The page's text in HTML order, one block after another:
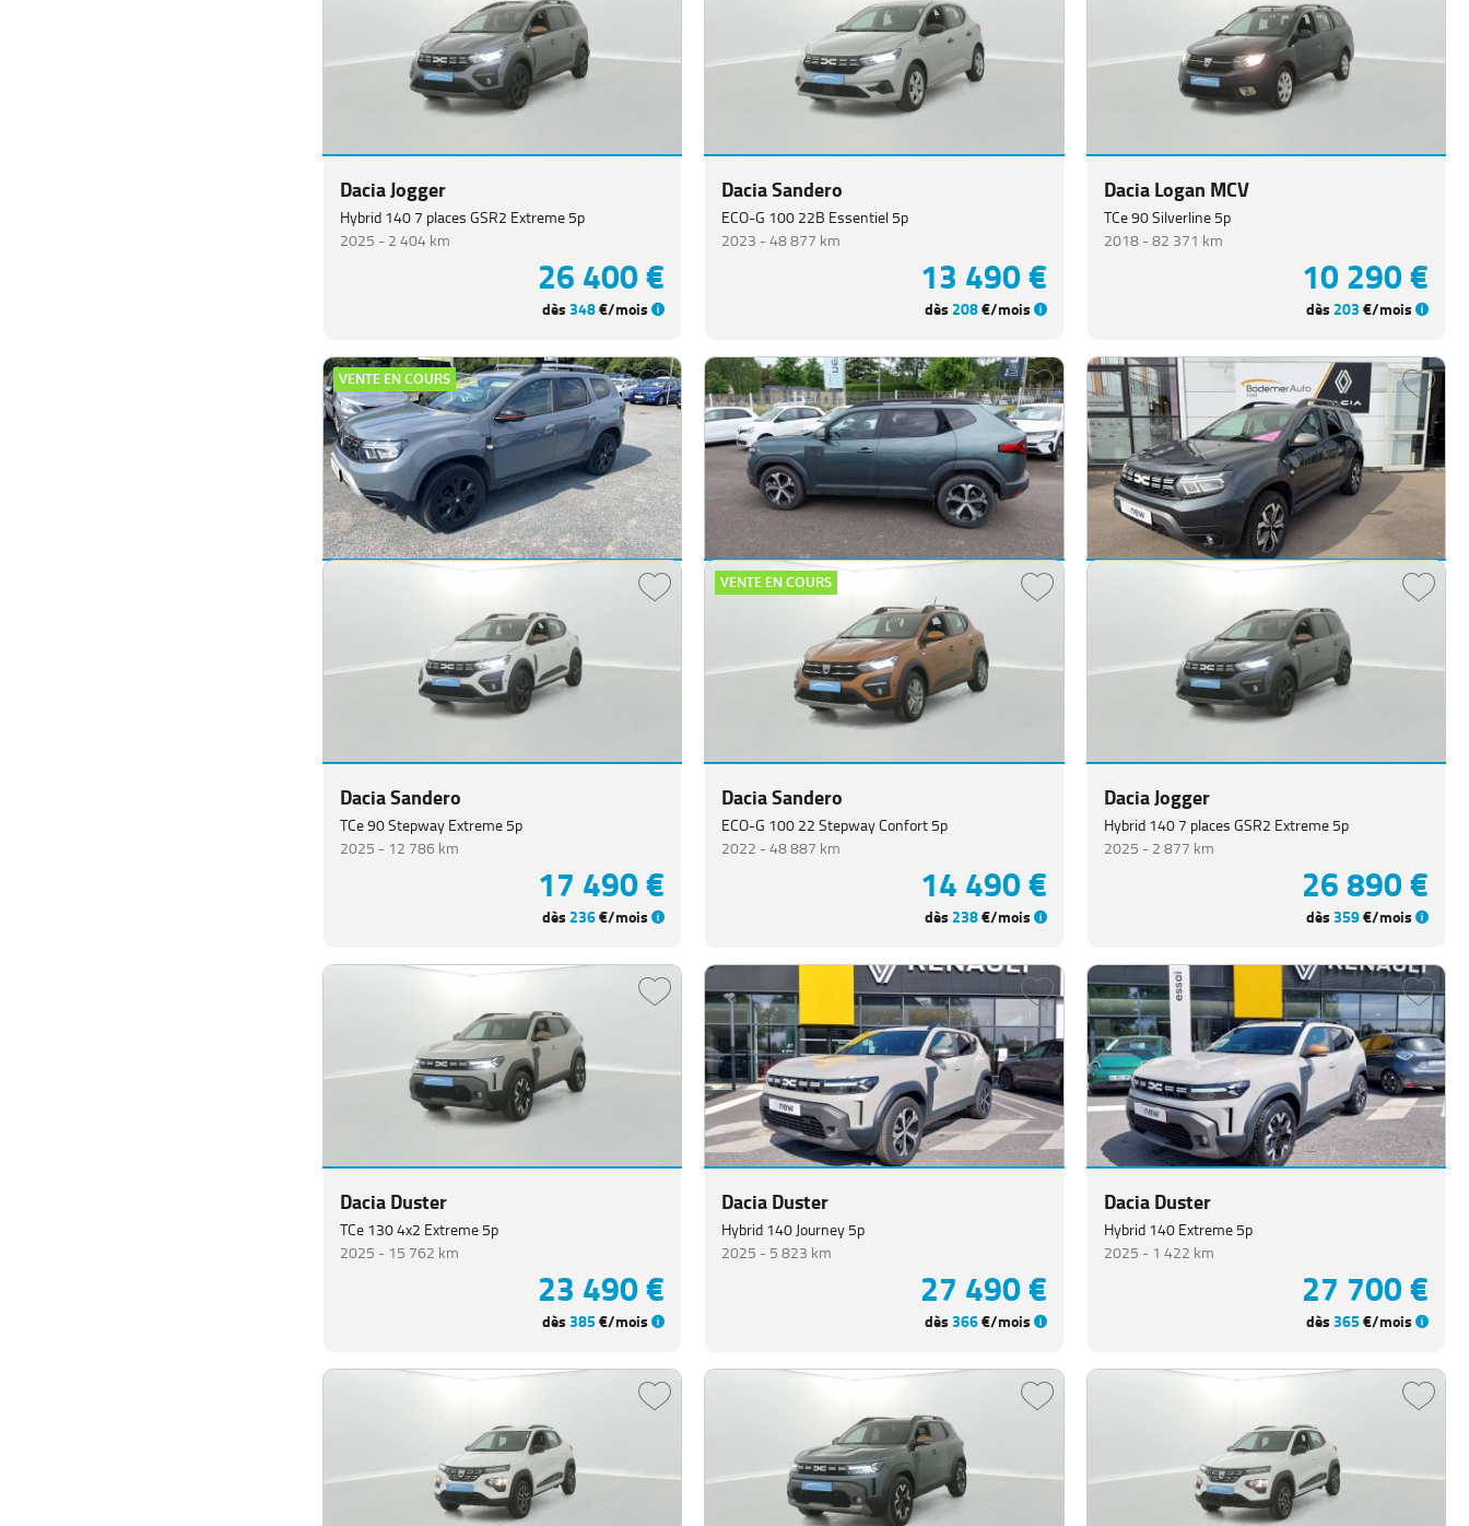
ECO-G 100 4x2 Journey + 5p
28 678 km
19 490 €
dès
Hybrid 140 7 places GSR2 Extreme 5p
10 117 km
24 890 €
dès
Hybrid 140 Extreme 5p
13 551 km
26 200 €
dès
Dacia Jogger
Hybrid 140 7 places GSR2 Extreme 5p
2025 -2 404 km
26 400 €
dès348€/mois
Dacia Sandero
ECO-G 100 22B Essentiel 5p
2023 -48 877 km
13 490 €
dès 208€/mois
Dacia Logan MCV
TCe 90 Silverline 5p
2018 -82 371 km
10 290 €
dès 203€/mois
VENTE EN COURS
ECO-G 100 4x2 SL Extreme 5p
72 078 km
16 490 €
Dacia Duster
Hybrid 140 Journey 5p
7 072 km
25 990 €
dès337
Blue dCi 115 4x2 Journey + 5p
61 263 km
18 390 €
dès
Dacia Sandero
TCe 90 Stepway Extreme 5p
2025 - 12 786 km
17 490 €
dès 236€/mois
VENTE EN COURS
Dacia Sandero
ECO-G 100 22 Stepway Confort 5p
2022 -48 887 km
14 490 €
dès 238€/mois
Dacia Jogger
Hybrid 140 7 places GSR2 Extreme 5p
2025 -2 877 km
26 890 €
dès359€/mois
Dacia Duster
TCe 130 4x2 Extreme 5p
2025 - 15 762 km
23 490 €
dès385€/mois
Dacia Duster
Hybrid 140 Journey 5p
2025 -5 823 km
27 490 €
dès366€/mois
Dacia Duster
Hybrid 140 Extreme 5p
2025 - 1 422 km
27 700 €
dès365€/mois